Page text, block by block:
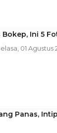
Ini 5
01 Agustus
Panas,